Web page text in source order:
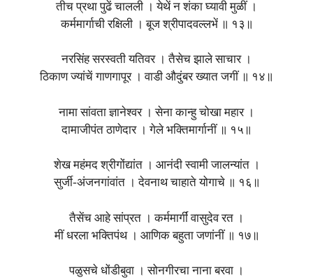
तीच प्रथा पुढें चालली । येथें न शंका घ्यावी मुळीं ।
कर्ममार्गाची रक्षिली । बूज श्रीपादवल्लभें ॥ १३॥
नरसिंह सरस्वती यतिवर । तैसेच झाले साचार ।
ठिकाण ज्यांचें गाणगापूर । वाडी औदुंबर ख्यात जगीं ॥ १४॥
नामा सांवता ज्ञानेश्वर । सेना कान्हु चोखा महार ।
दामाजीपंत ठाणेदार । गेले भक्तिमार्गानीं ॥ १५॥
शेख महंमद श्रीगोंद्यांत । आनंदी स्वामी जालन्यांत ।
सुर्जी-अंजनगांवांत । देवनाथ चाहाते योगाचे ॥ १६॥
तैसेंच आहे सांप्रत । कर्ममार्गीं वासुदेव रत ।
मीं धरला भक्तिपंथ । आणिक बहुता जणांनीं ॥ १७॥
पळुसचे धोंडीबुवा । सोनगीरचा नाना बरवा ।